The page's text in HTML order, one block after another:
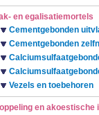
en egalisatiemortels
Cementgebonden
Cementgebonden
Vezels en toebehoren
en akoestische